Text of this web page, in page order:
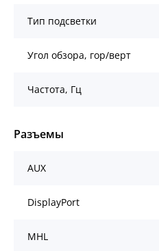
Тип подсветки
Угол обзора, гор/верт
Частота, Гц
Разъемы
AUX
DisplayPort
MHL